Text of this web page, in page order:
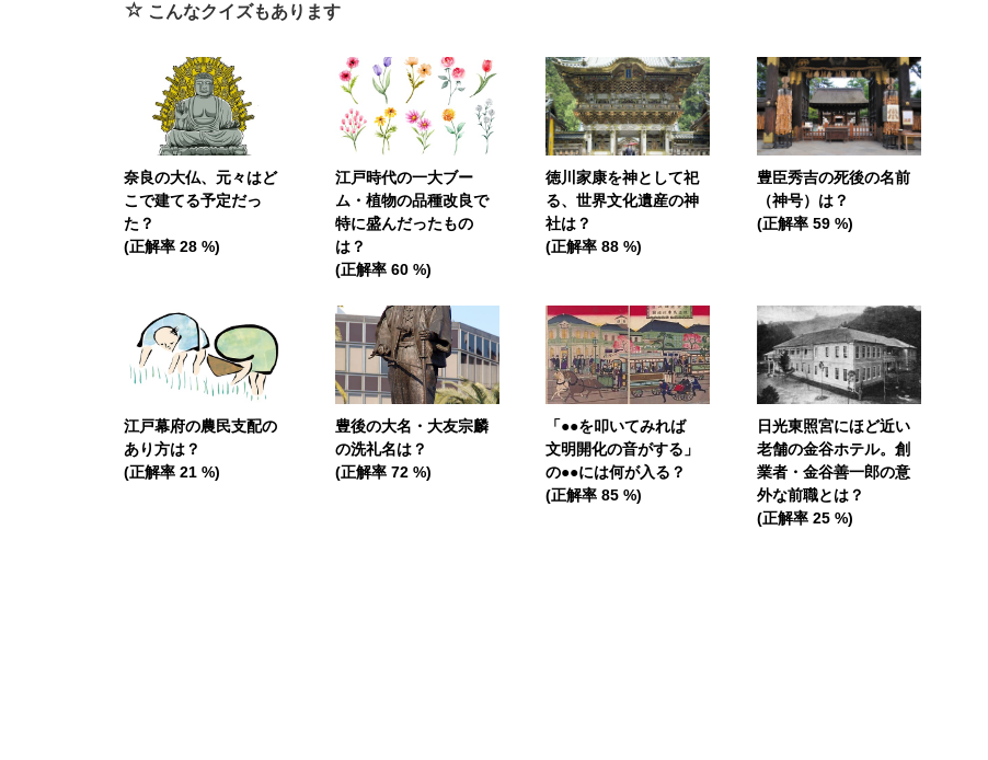
こんなクイズもあります
奈良の大仏、元々はど
こで建てる予定だっ
た？
(正解率 28 %)
江戸時代の一大ブー
ム・植物の品種改良で
特に盛んだったもの
は？
(正解率 60 %)
徳川家康を神として祀
る、世界文化遺産の神
社は？
(正解率 88 %)
豊臣秀吉の死後の名前
（神号）は？
(正解率 59 %)
江戸幕府の農民支配の
あり方は？
(正解率 21 %)
豊後の大名・大友宗麟
の洗礼名は？
(正解率 72 %)
「●●を叩いてみれば
文明開化の音がする」
の●●には何が入る？
(正解率 85 %)
日光東照宮にほど近い
老舗の金谷ホテル。創
業者・金谷善一郎の意
外な前職とは？
(正解率 25 %)